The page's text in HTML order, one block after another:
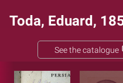
Toda, Eduard,
See the catalogue